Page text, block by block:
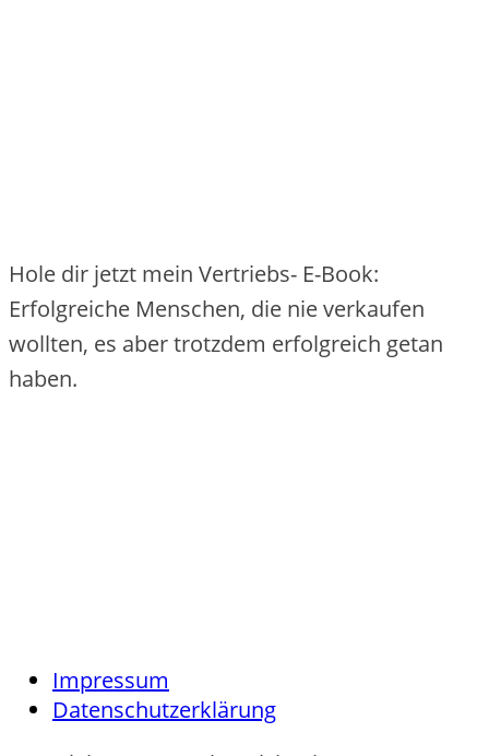
Hole dir jetzt mein Vertriebs- E-Book:
Erfolgreiche Menschen, die nie verkaufen
wollten, es aber trotzdem erfolgreich getan
haben.
Impressum
Datenschutzerklärung